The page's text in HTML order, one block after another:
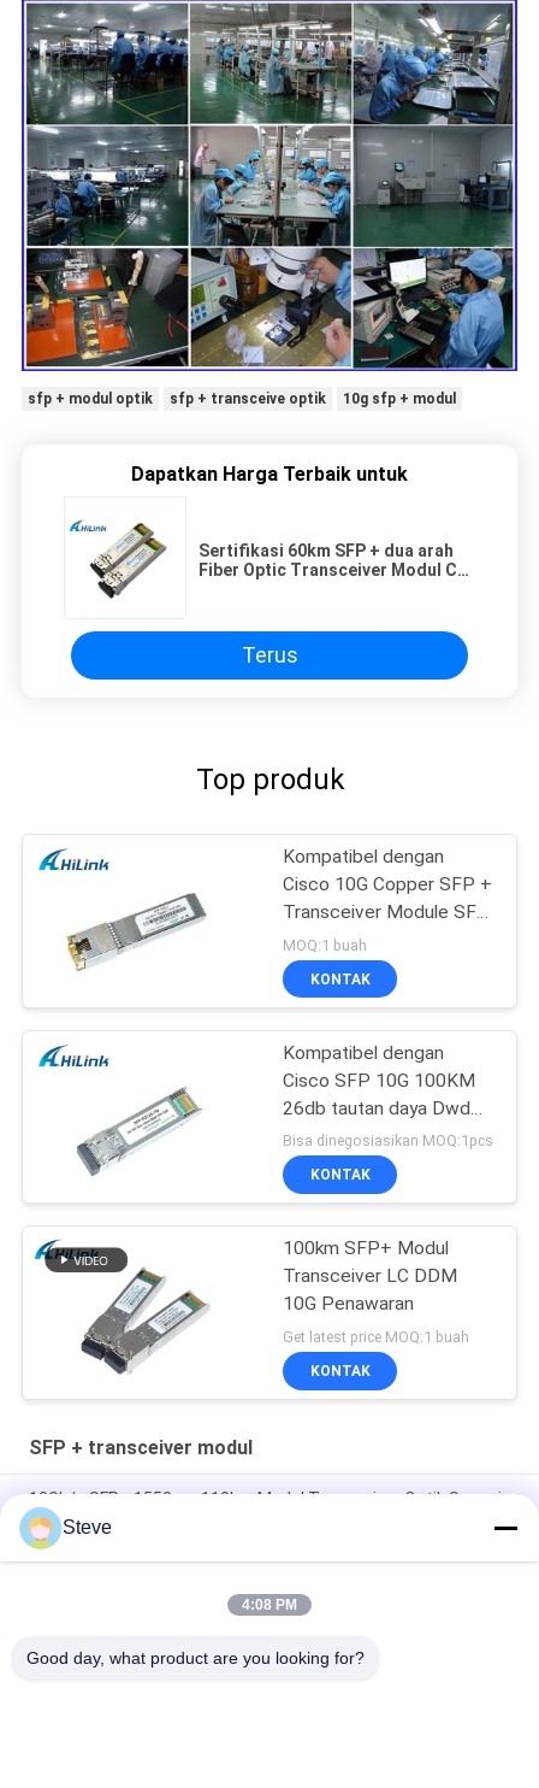
sfp + modul optik sfp + transceive optik 10g sfp + modul
Dapatkan Harga Terbaik untuk
Sertifikasi 60km SFP + dua arah
Fiber Optic Transceiver Modul CE
Terus
Top produk
Kompatibel dengan
Cisco 10G Copper SFP +
Transceiver Module SFP
-10G-T RJ45 connector
MOQ:1 buah
KONTAK
Kompatibel dengan
Cisco SFP 10G 100KM
26db tautan daya Dwdm
SFP + Modul
Transceiver
Bisa dinegosiasikan MOQ:1pcs
KONTAK
100km SFP+ Modul
Transceiver LC DDM
10G Penawaran
Get latest price MOQ:1 buah
KONTAK
SFP + transceiver modul
10Gb/s SFP+ 1550nm 110km Modul Transceiver Optik Sesuai
RoHS
25Gbps BIDI 40KM 1270/1310nm 40KM APD LC DOM
Steve
4:08 PM
Good day, what product are you looking for?